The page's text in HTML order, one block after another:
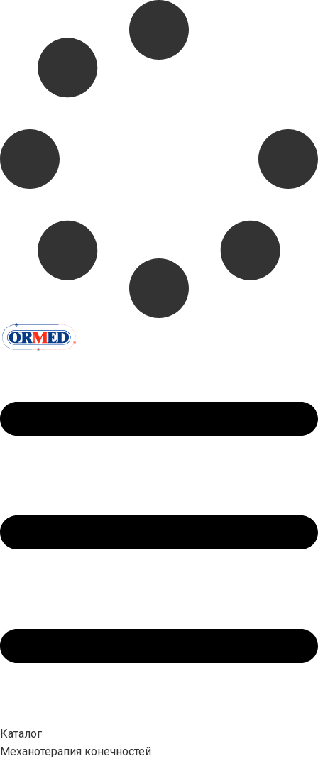
Каталог
Механотерапия конечностей